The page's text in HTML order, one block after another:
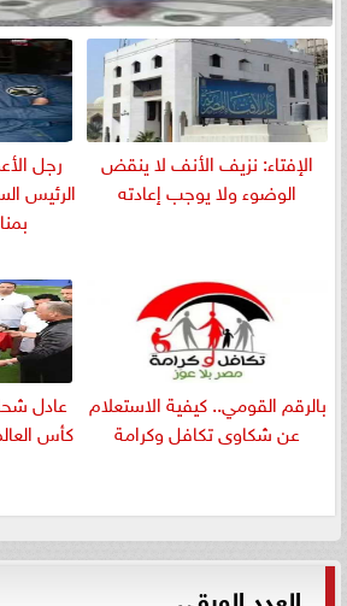
الإفتاء: نزيف الأنف لا ينقض
الوضوء ولا يوجب إعادته
رجل
الرئيس
بالرقم القومي.. كيفية الاستعلام
عن شكاوى تكافل وكرامة
عادل
كأس
العدد الورقي